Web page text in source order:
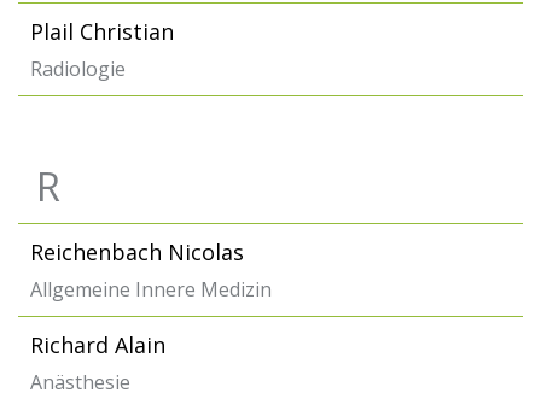
Plail Christian
Radiologie
R
Reichenbach Nicolas
Allgemeine Innere Medizin
Richard Alain
Anästhesie